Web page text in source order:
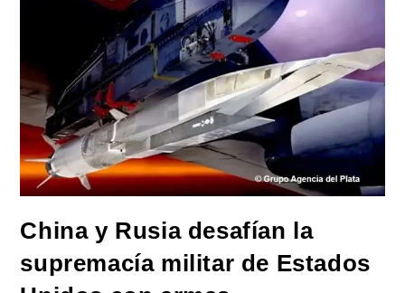
China y Rusia desafían la
supremacía militar de Estados